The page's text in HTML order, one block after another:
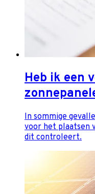
Heb ik een
In sommige
voor het plaatsen
dit controleert.